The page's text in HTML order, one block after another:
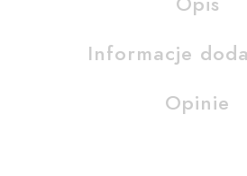
Informacje
Opinie